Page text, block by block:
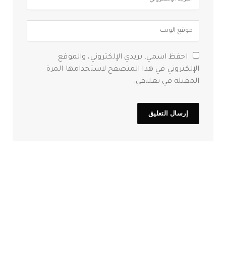
احفظ اسمي، بريدي الإلكتروني، والموقع
الإلكتروني في هذا المتصفح لاستخدامها المرة
المقبلة في تعليقي.